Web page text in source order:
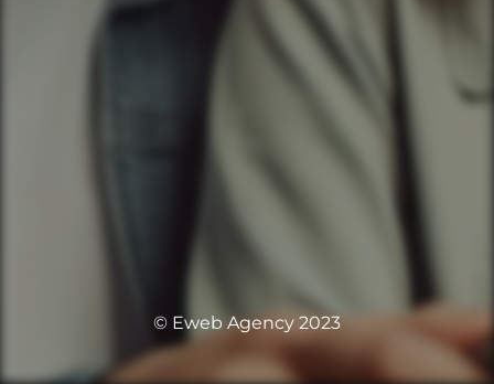
© Eweb Agency 2023